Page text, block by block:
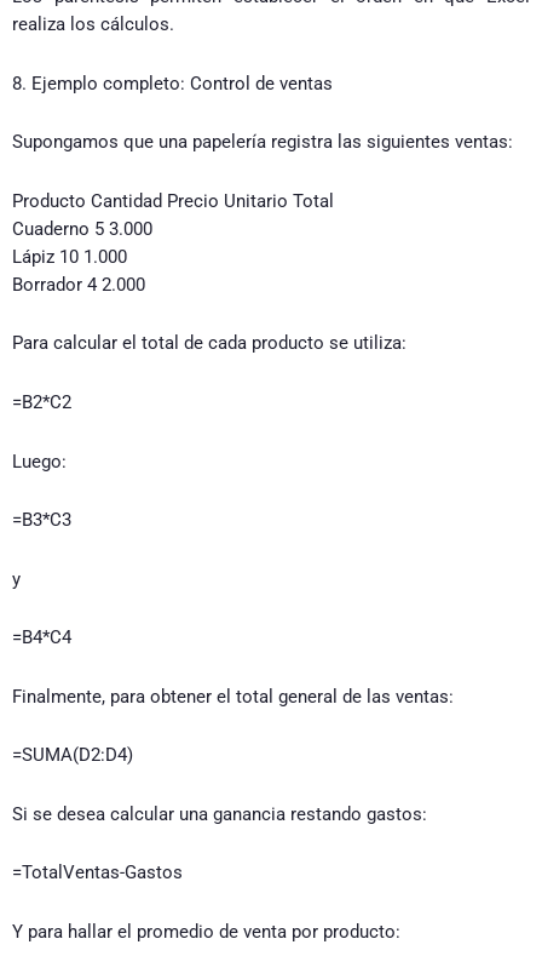
realiza los cálculos.
8. Ejemplo completo: Control de ventas
Supongamos que una papelería registra las siguientes ventas:
Producto Cantidad Precio Unitario Total
Cuaderno 5 3.000
Lápiz 10 1.000
Borrador 4 2.000
Para calcular el total de cada producto se utiliza:
=B2*C2
Luego:
=B3*C3
y
=B4*C4
Finalmente, para obtener el total general de las ventas:
=SUMA(D2:D4)
Si se desea calcular una ganancia restando gastos:
=TotalVentas-Gastos
Y para hallar el promedio de venta por producto: